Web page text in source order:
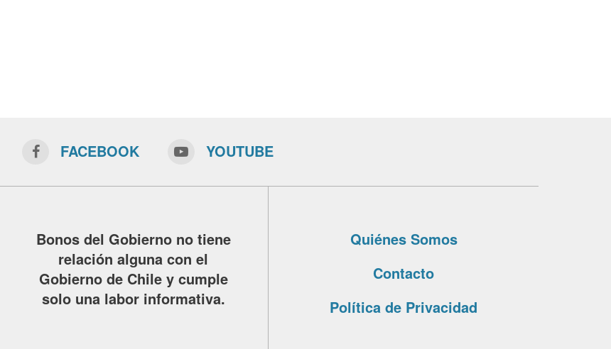
FACEBOOK YOUTUBE
Bonos del Gobierno no tiene
relación alguna con el
Gobierno de Chile y cumple
solo una labor informativa.
Quiénes Somos
Contacto
Política de Privacidad